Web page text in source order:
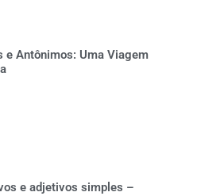
e Antônimos: Uma Viagem
e adjetivos simples –